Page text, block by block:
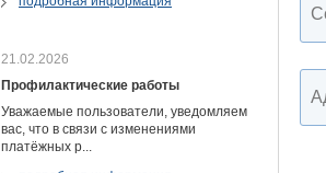
21.02.2026
Профилактические работы
Уважаемые пользователи, уведомляем
вас, что в связи с изменениями
платёжных р...